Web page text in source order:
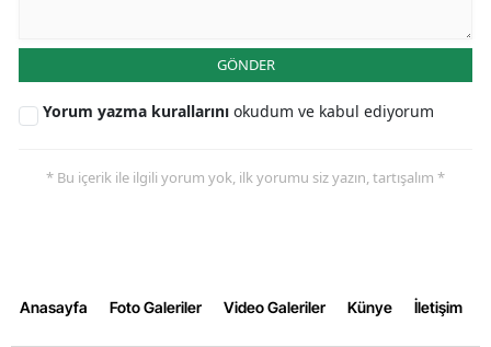
GÖNDER
Yorum yazma kurallarını okudum ve kabul ediyorum
* Bu içerik ile ilgili yorum yok, ilk yorumu siz yazın, tartışalım *
Anasayfa Foto Galeriler Video Galeriler Künye İletişim